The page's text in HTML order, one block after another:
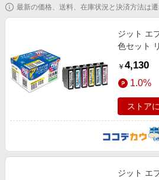
百貨店・総合ECモール
ファッション・インナー・小物
食品・スイーツ・お酒
日用品・キッチン用品
コスメ・健康・医薬品
イベント一覧
初回購入者限定特典
対象ストア新規限定特典
新着ストアのご紹介
楽天サービス特集
友達紹介
楽天IDでログイン/会員登録
最新の価格、送料、在庫状況と決済方法は
ジット エ
色セット
￥ 4,130
1.0%
ストア
ジット エ